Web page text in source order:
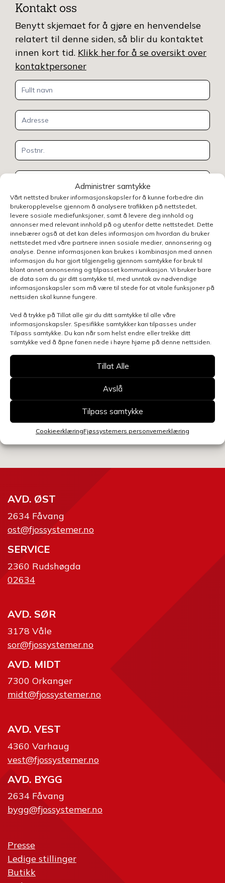
Administrer samtykke
Vårt nettsted bruker informasjonskapsler for å kunne forbedre din
brukeropplevelse gjennom å analysere trafikken på nettstedet,
levere sosiale mediefunksjoner, samt å levere deg innhold og
annonser med relevant innhold på og utenfor dette nettstedet. Dette
innebærer også at det kan deles informasjon om hvordan du bruker
nettstedet med våre partnere innen sosiale medier, annonsering og
analyse. Denne informasjonen kan brukes i kombinasjon med annen
informasjon du har gjort tilgjengelig gjennom samtykke for bruk til
blant annet annonsering og tilpasset kommunikasjon. Vi bruker bare
de data som du gir ditt samtykke til, med unntak av nødvendige
informasjonskapsler som må være til stede for at vitale funksjoner på
nettsiden skal kunne fungere.
Ved å trykke på Tillat alle gir du ditt samtykke til alle våre
informasjonskapsler. Spesifikke samtykker kan tilpasses under
Tilpass samtykke. Du kan når som helst endre eller trekke ditt
samtykke ved å åpne fanen nede i høyre hjørne på denne nettsiden.
Tillat Alle
Avslå
Tilpass samtykke
CookieerklæringFjøssystemers personvernerklæring
Kontakt oss
Benytt skjemaet for å gjøre en henvendelse
relatert til denne siden, så blir du kontaktet
innen kort tid. Klikk her for å se oversikt over
kontaktpersoner
Kontakt
oss
Henvendelsen gjelder
Send skjema
AVD. ØST
2634 Fåvang
ost@fjossystemer.no
SERVICE
2360 Rudshøgda
02634
AVD. SØR
3178 Våle
sor@fjossystemer.no
AVD. MIDT
7300 Orkanger
midt@fjossystemer.no
AVD. VEST
4360 Varhaug
vest@fjossystemer.no
AVD. BYGG
2634 Fåvang
bygg@fjossystemer.no
Presse
Ledige stillinger
Butikk